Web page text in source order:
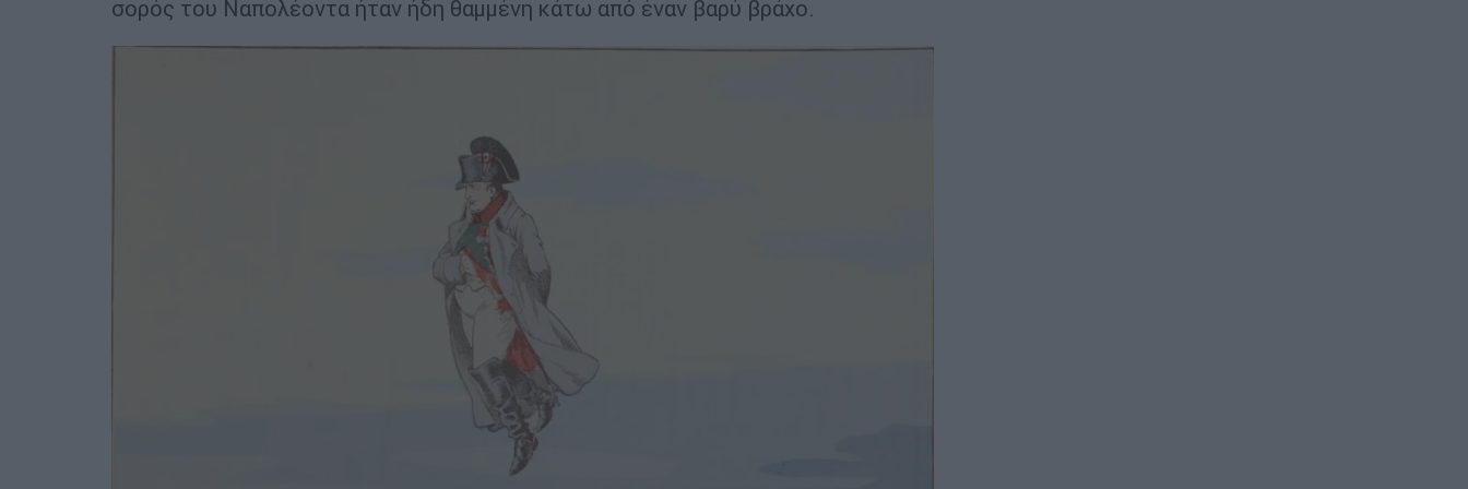
σορός του Ναπολέοντα ήταν ήδη θαμμένη κάτω από έναν βαρύ βράχο.